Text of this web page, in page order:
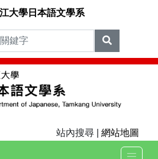
大學日本語文學系
站內搜尋 | 網站地圖